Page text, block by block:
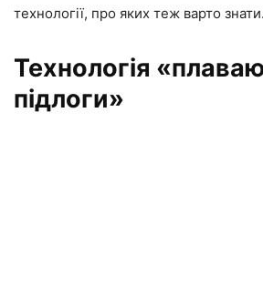
технології, про яких теж варто знати.
Технологія
підлоги»